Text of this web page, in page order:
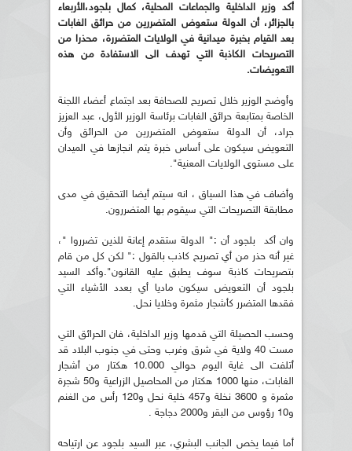
أكد وزير الداخلية والجماعات المحلية، كمال بلجود،الأربعاء
بالجزائر، أن الدولة ستعوض المتضررين من حرائق الغابات
بعد القيام بخبرة ميدانية في الولايات المتضررة، محذرا من
التصريحات الكاذبة التي تهدف الى الاستفادة من هذه
التعويضات.
وأوضح الوزير خلال تصريح للصحافة بعد اجتماع أعضاء اللجنة
الخاصة بمتابعة حرائق الغابات برئاسة الوزير الأول، عبد العزيز
جراد، أن الدولة ستعوض المتضررين من الحرائق وأن
التعويض سيكون على أساس خبرة يتم انجازها في الميدان
على مستوى الولايات المعنية".
وأضاف في هذا السياق ، انه سيتم أيضا التحقيق في مدى
مطابقة التصريحات التي سيقوم بها المتضررون.
وان أكد بلجود أن :" الدولة ستقدم إعانة للذين تضرروا "،
غير أنه حذر من أي تصريح كاذب بالقول :" لكن كل من قام
بتصريحات كاذبة سوف يطبق عليه القانون".وأكد السيد
بلجود أن التعويض سيكون ماديا أي بعدد الأشياء التي
فقدها المتضرر كأشجار مثمرة وخلايا نحل.
وحسب الحصيلة التي قدمها وزير الداخلية، فان الحرائق التي
مست 40 ولاية في شرق وغرب وحتى في جنوب البلاد قد
أتلفت الى غاية اليوم حوالي 10.000 هكتار من أشجار
الغابات، منها 1000 هكتار من المحاصيل الزراعية و50 شجرة
مثمرة و 3600 نخلة و457 خلية نحل و120 رأس من الغنم
و10 رؤوس من البقر و2000 دجاجة .
أما فيما يخص الجانب البشري، عبر السيد بلجود عن ارتياحه